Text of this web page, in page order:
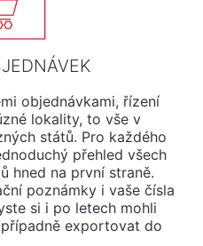
objednávkami, řízení
lokality, to vše v
států. Pro každého
přehled všech
hned na první straně.
poznámky i vaše čísla
si i po letech mohli
exportovat do